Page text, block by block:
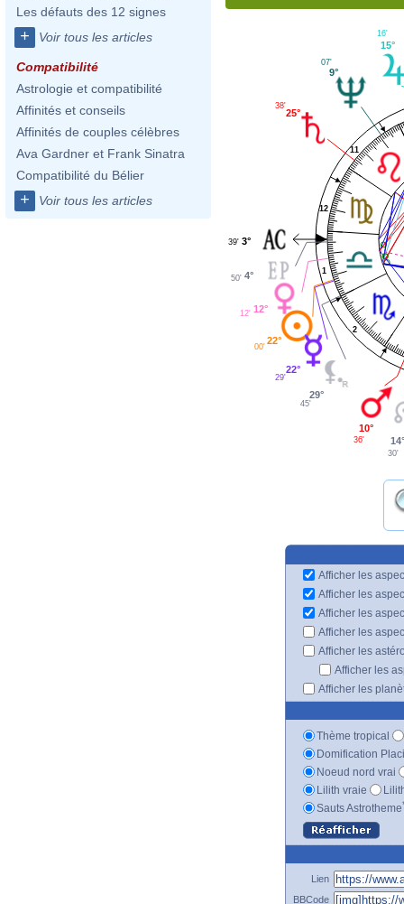
Les défauts des 12 signes
+ Voir tous les articles
Compatibilité
Astrologie et compatibilité
Affinités et conseils
Affinités de couples célèbres
Ava Gardner et Frank Sinatra
Compatibilité du Bélier
+ Voir tous les articles
1
2
11
12
15°
16'
9°
07'
25°
38'
3°
39'
4°
50'
12°
12'
22°
00'
22°
29'
29°
45'
10°
36'
30'
Afficher les
Afficher les
Afficher les
Afficher les
Afficher les
Afficher les
Afficher les
Thème tropical
Domification
Noeud nord vrai
Lilith vraie
Sauts Astrotheme
Lien
BBCode